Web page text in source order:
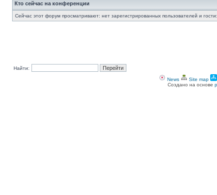
Кто сейчас на конференции
Сейчас этот форум просматривают: нет зарегистрированных пользователей и
Найти:
News Site map
Создано на основе